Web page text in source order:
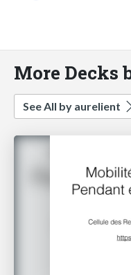
More Decks
See All by aurelient